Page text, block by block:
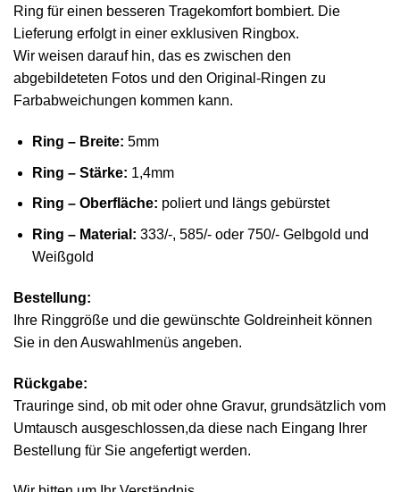
Ring für einen besseren Tragekomfort bombiert. Die
Lieferung erfolgt in einer exklusiven Ringbox.
Wir weisen darauf hin, das es zwischen den
abgebildeteten Fotos und den Original-Ringen zu
Farbabweichungen kommen kann.
Ring – Breite: 5mm
Ring – Stärke: 1,4mm
Ring – Oberfläche: poliert und längs gebürstet
Ring – Material: 333/-, 585/- oder 750/- Gelbgold und
Weißgold
Bestellung:
Ihre Ringgröße und die gewünschte Goldreinheit können
Sie in den Auswahlmenüs angeben.
Rückgabe:
Trauringe sind, ob mit oder ohne Gravur, grundsätzlich vom
Umtausch ausgeschlossen,da diese nach Eingang Ihrer
Bestellung für Sie angefertigt werden.